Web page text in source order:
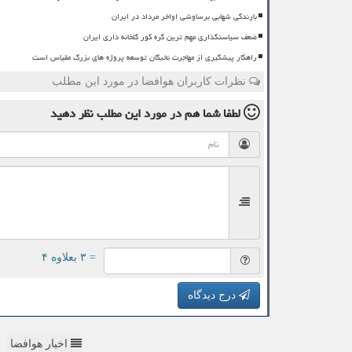
بارندگی شهابی برساوشی اواخر مرداد در ایران
ضعف سیاستگذاری مهم ترین گره کور گلخانه داری ایران
راهکار پیشگیری از مهاجرت نخبگان توسعه پروژه های بزرگ مقیاس است
نظرات کاربران هوافضا در مورد این مطلب
لطفا شما همدر مورد این مطلبنظر دهید
= ۳ بعلاوه ۴
درج دیدگاه
اخبار هوافضا